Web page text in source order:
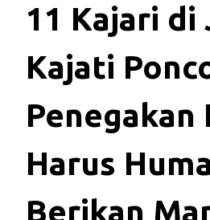
11 Kajari di
Kajati
Penegakan
Harus
Berikan